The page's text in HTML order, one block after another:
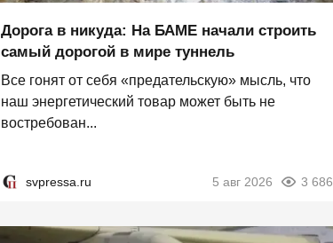
Дорога в никуда: На БАМЕ начали строить
самый дорогой в мире туннель
Все гонят от себя «предательскую» мысль, что
наш энергетический товар может быть не
востребован...
svpressa.ru 5 авг 2026 3 686